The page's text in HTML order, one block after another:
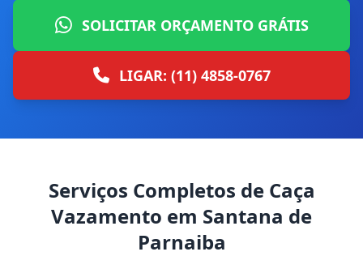
SOLICITAR ORÇAMENTO GRÁTIS
LIGAR: (11) 4858-0767
Serviços Completos de Caça
Vazamento em Santana de
Parnaiba